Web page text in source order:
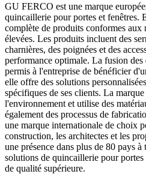
GU FERCO est une marque
quincaillerie pour portes et fenêtres.
complète de produits conformes aux
élevées. Les produits incluent des
charnières, des poignées et des
performance optimale. La fusion
permis à l'entreprise de bénéficier
elle offre des solutions
spécifiques de ses clients. La
l'environnement et utilise des
également des processus de
une marque internationale de choix
construction, les architectes et les
une présence dans plus de 80 pays
solutions de quincaillerie pour
de qualité supérieure.